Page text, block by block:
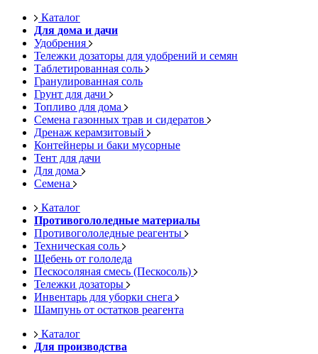
Каталог
Для дома и дачи
Удобрения
Тележки дозаторы для удобрений и семян
Таблетированная соль
Гранулированная соль
Грунт для дачи
Топливо для дома
Семена газонных трав и сидератов
Дренаж керамзитовый
Контейнеры и баки мусорные
Тент для дачи
Для дома
Семена
Каталог
Противогололедные материалы
Противогололедные реагенты
Техническая соль
Щебень от гололеда
Пескосоляная смесь (Пескосоль)
Тележки дозаторы
Инвентарь для уборки снега
Шампунь от остатков реагента
Каталог
Для производства